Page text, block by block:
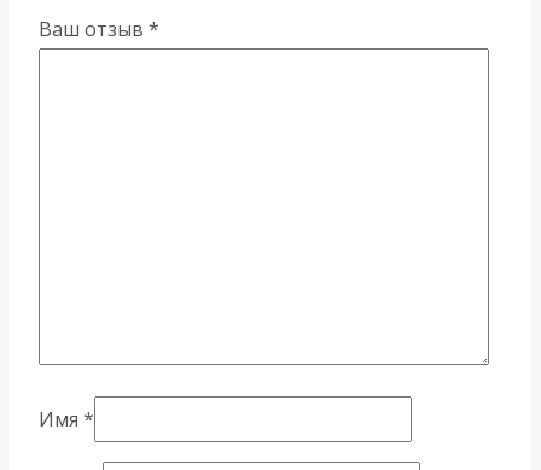
Ваш отзыв *
Имя *